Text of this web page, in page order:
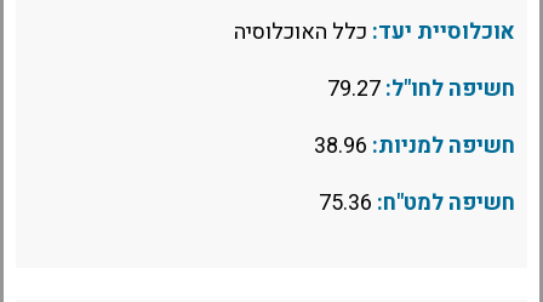
אוכלוסיית יעד: כלל האוכלוסיה
חשיפה לחו"ל:
חשיפה למניות:
חשיפה למט"ח: